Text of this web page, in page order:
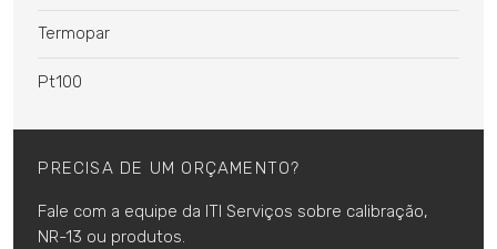
Termopar
Pt100
PRECISA DE UM ORÇAMENTO?
Fale com a equipe da ITI Serviços sobre calibração,
NR-13 ou produtos.